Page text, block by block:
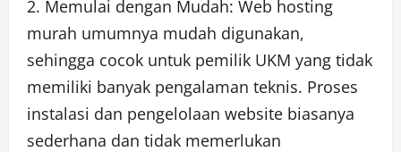
2. Memulai dengan Mudah: Web hosting
murah umumnya mudah digunakan,
sehingga cocok untuk pemilik UKM yang tidak
memiliki banyak pengalaman teknis. Proses
instalasi dan pengelolaan website biasanya
sederhana dan tidak memerlukan